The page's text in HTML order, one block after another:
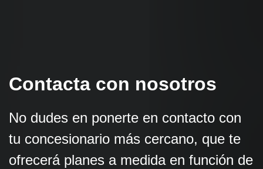
Contacta con nosotros
No dudes en ponerte en contacto con
tu concesionario más cercano, que te
ofrecerá planes a medida en función de